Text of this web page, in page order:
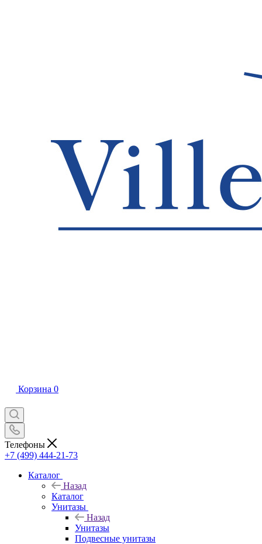
Корзина 0
Телефоны
+7 (499) 444-21-73
Каталог
Назад
Каталог
Унитазы
Назад
Унитазы
Подвесные унитазы